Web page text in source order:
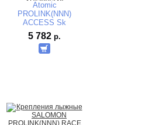
Atomic
PROLINK(NNN)
ACCESS Sk
AH5007020 механика
5 782 р.